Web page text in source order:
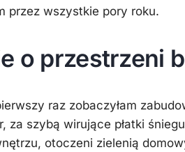
przez wszystkie pory roku.
o przestrzeni
raz zobaczyłam
za szybą wirujące płatki
otoczeni zielenią